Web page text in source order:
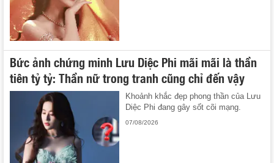
Bức ảnh chứng minh Lưu Diệc Phi mãi mãi là thần
tiên tỷ tỷ: Thần nữ trong tranh cũng chỉ đến vậy
Khoảnh khắc đẹp phong thần của Lưu
Diệc Phi đang gây sốt cõi mạng.
07/08/2026